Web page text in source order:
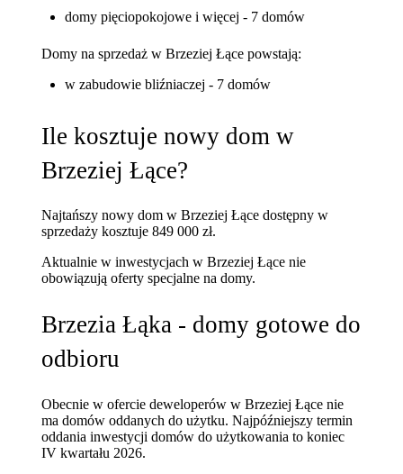
domy pięciopokojowe i więcej - 7 domów
Domy na sprzedaż w Brzeziej Łące powstają:
w zabudowie bliźniaczej - 7 domów
Ile kosztuje nowy dom w
Brzeziej Łące?
Najtańszy nowy dom w Brzeziej Łące dostępny w
sprzedaży kosztuje 849 000 zł.
Aktualnie w inwestycjach w Brzeziej Łące nie
obowiązują oferty specjalne na domy.
Brzezia Łąka - domy gotowe do
odbioru
Obecnie w ofercie deweloperów w Brzeziej Łące nie
ma domów oddanych do użytku. Najpóźniejszy termin
oddania inwestycji domów do użytkowania to koniec
IV kwartału 2026.